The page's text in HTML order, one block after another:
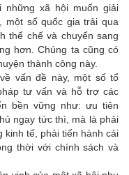
những xã hội muốn giải
một số quốc gia trải qua
thể chế và chuyển sang
hơn. Chúng ta cũng có
thành công này.
vấn đề này, một số tổ
tư vấn và hỗ trợ các
bền vững như: ưu tiên
ngay tức thì, mà là phải
tế, phải tiến hành cải
thời với chính sách và